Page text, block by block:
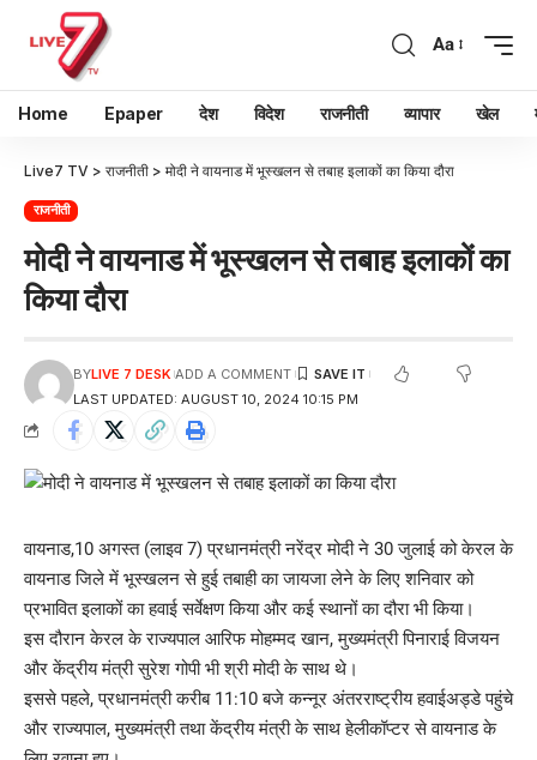
Aa
Home Epaper देश विदेश राजनीती व्यापार खेल
Live7 TV > राजनीती > मोदी ने वायनाड में भूस्खलन से तबाह इलाकों का किया दौरा
राजनीती
मोदी ने वायनाड में भूस्खलन से तबाह इलाकों का
किया दौरा
LAST UPDATED: AUGUST 10, 2024 10:15 PM
BYLIVE 7 DESK ADD A COMMENT
वायनाड,10 अगस्त (लाइव 7) प्रधानमंत्री नरेंद्र मोदी ने 30 जुलाई को केरल के
वायनाड जिले में भूस्खलन से हुई तबाही का जायजा लेने के लिए शनिवार को
प्रभावित इलाकों का हवाई सर्वेक्षण किया और कई स्थानों का दौरा भी किया।
इस दौरान केरल के राज्यपाल आरिफ मोहम्मद खान, मुख्यमंत्री पिनाराई विजयन
और केंद्रीय मंत्री सुरेश गोपी भी श्री मोदी के साथ थे।
इससे पहले, प्रधानमंत्री करीब 11:10 बजे कन्नूर अंतरराष्ट्रीय हवाईअड्डे पहुंचे
और राज्यपाल, मुख्यमंत्री तथा केंद्रीय मंत्री के साथ हेलीकॉप्टर से वायनाड के